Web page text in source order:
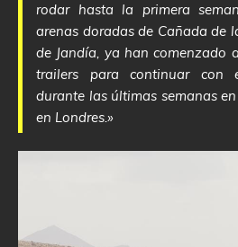
rodar hasta la primera
arenas doradas de Cañada de
de Jandía, ya han comenzado
trailers para continuar con
durante las últimas semanas
en Londres.»